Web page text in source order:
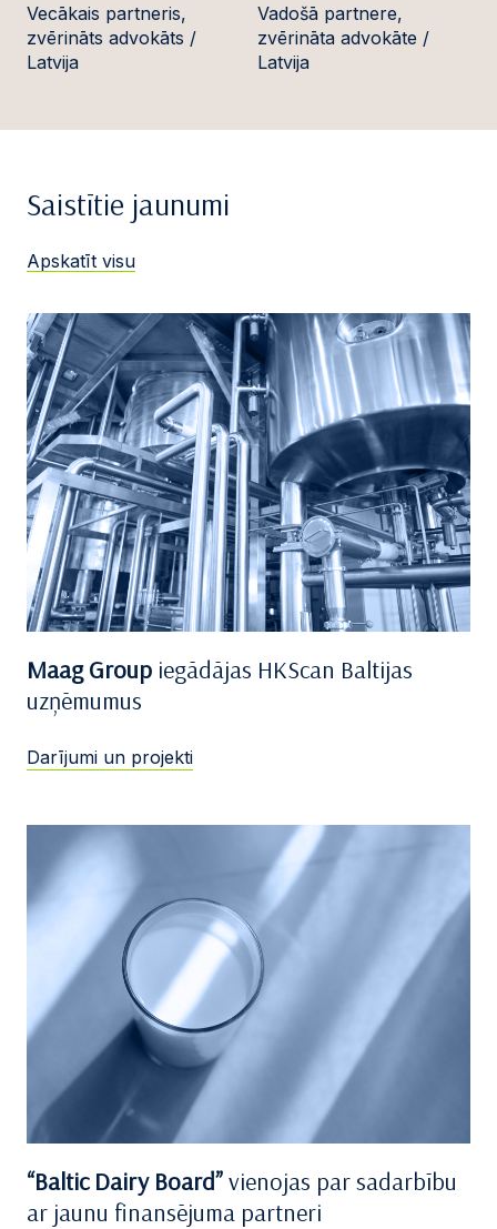
Vecākais partneris,
zvērināts advokāts /
Latvija
Vadošā partnere,
zvērināta advokāte /
Latvija
Saistītie jaunumi
Apskatīt visu
Maag Group iegādājas HKScan Baltijas
uzņēmumus
Darījumi un projekti
“Baltic Dairy Board”vienojas par sadarbību
ar jaunu finansējuma partneri